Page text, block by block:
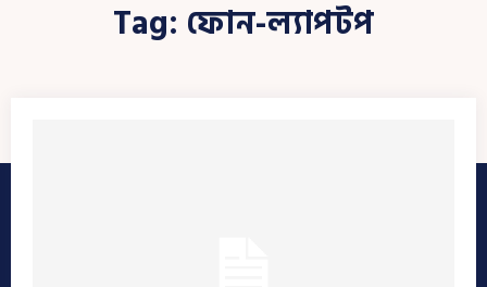
Tag: ফোন-ল্যাপটপ